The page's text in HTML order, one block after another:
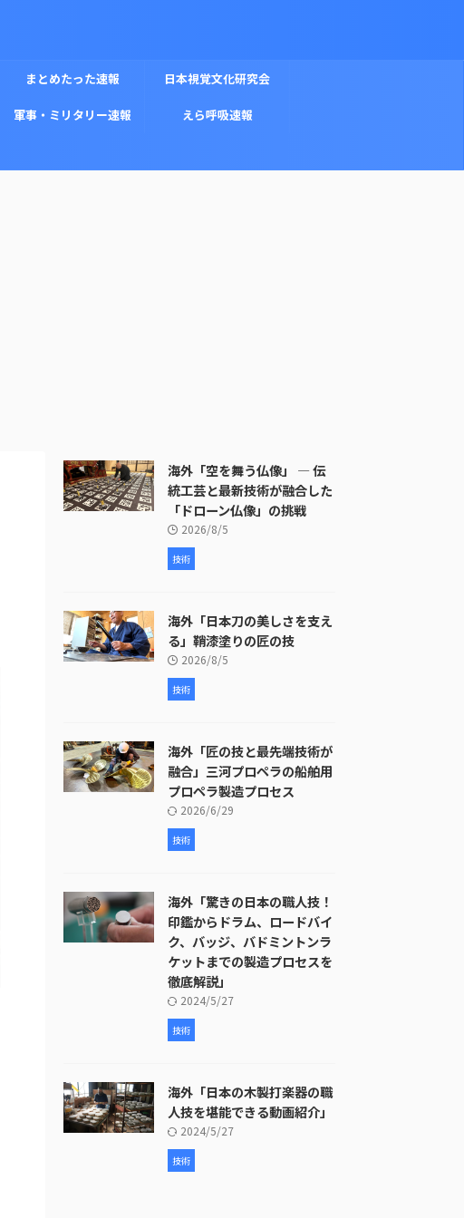
まとめたった速報 日本視覚文化研究会
軍事・ミリタリー速報 えら呼吸速報
海外「空を舞う仏像」 ― 伝
統工芸と最新技術が融合した
「ドローン仏像」の挑戦
2026/8/5
技術
海外「日本刀の美しさを支え
る」鞘漆塗りの匠の技
2026/8/5
技術
海外「匠の技と最先端技術が
融合」三河プロペラの船舶用
プロペラ製造プロセス
2026/6/29
技術
海外「驚きの日本の職人技！
印鑑からドラム、ロードバイ
ク、バッジ、バドミントンラ
ケットまでの製造プロセスを
徹底解説」
2024/5/27
技術
海外「日本の木製打楽器の職
人技を堪能できる動画紹介」
2024/5/27
技術